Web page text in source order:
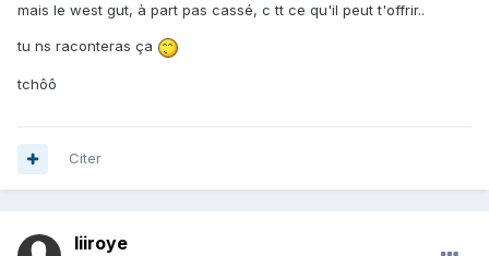
mais le west gut, à part pas cassé, c tt ce qu'il peut t'offrir..
tu ns raconteras ça
tchôô
Citer
liiroye